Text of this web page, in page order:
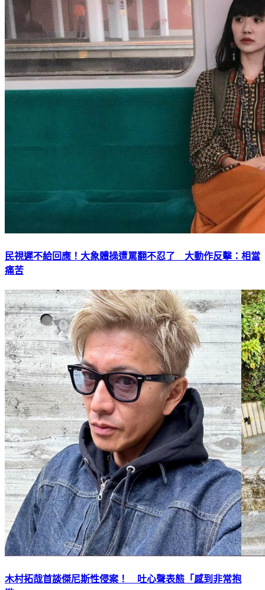
民視遲不給回應！大象體操遭罵翻不忍了 大動作反擊：相當
痛苦
木村拓哉首談傑尼斯性侵案！ 吐心聲表態「感到非常抱